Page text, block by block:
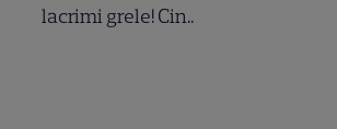
lacrimi grele! Cin..